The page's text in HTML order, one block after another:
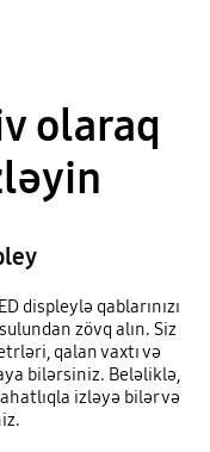
olaraq
displeylə qablarınızı
zövq alın. Siz
qalan vaxtı və
bilərsiniz. Beləliklə,
izləyə bilər və